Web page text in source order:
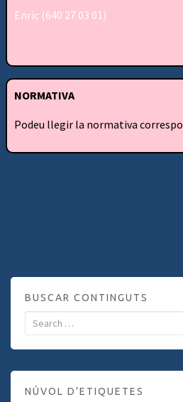
Enric (640 27 03 01)
NORMATIVA
Podeu llegir la normativa
BUSCAR CONTINGUTS
NÚVOL D’ETIQUETES